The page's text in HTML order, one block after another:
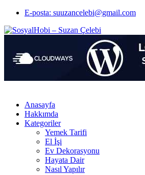
E-posta: suuzancelebi@gmail.com
Anasayfa
Hakkımda
Kategoriler
Yemek Tarifi
El İşi
Ev Dekorasyonu
Hayata Dair
Nasıl Yapılır